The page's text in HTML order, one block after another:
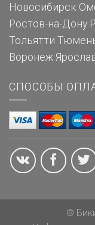
Новосибирск
Ростов-на-Дону
Тольятти
Воронеж
СПОСОБЫ
©